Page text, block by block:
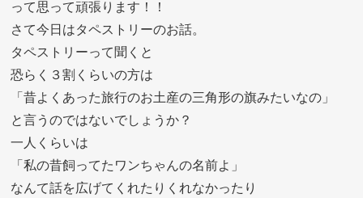
って思って頑張ります！！
さて今日はタペストリーのお話。
タペストリーって聞くと
恐らく３割くらいの方は
「昔よくあった旅行のお土産の三角形の旗みたいなの」
と言うのではないでしょうか？
一人くらいは
「私の昔飼ってたワンちゃんの名前よ」
なんて話を広げてくれたりくれなかったり